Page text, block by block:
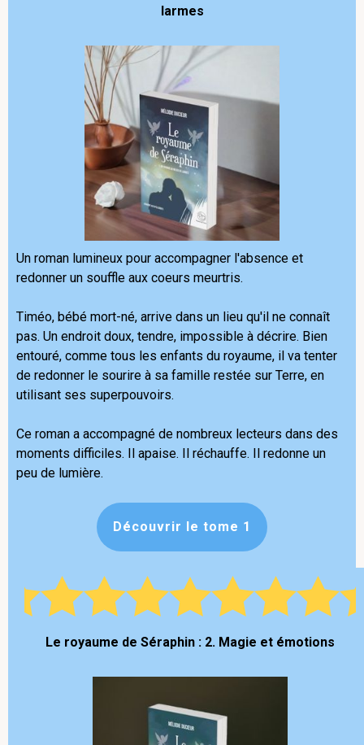
larmes
Un roman lumineux pour accompagner l'absence et
redonner un souffle aux coeurs meurtris.
Timéo, bébé mort-né, arrive dans un lieu qu'il ne connaît
pas. Un endroit doux, tendre, impossible à décrire. Bien
entouré, comme tous les enfants du royaume, il va tenter
de redonner le sourire à sa famille restée sur Terre, en
utilisant ses superpouvoirs.
Ce roman a accompagné de nombreux lecteurs dans des
moments difficiles. Il apaise. Il réchauffe. Il redonne un
peu de lumière.
Découvrir le tome 1
Le royaume de Séraphin : 2. Magie et émotions